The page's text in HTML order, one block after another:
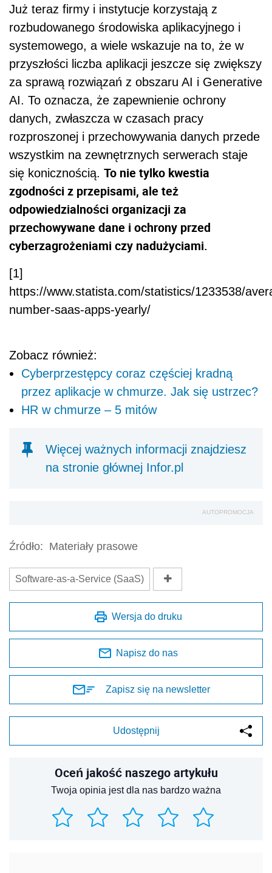
Już teraz firmy i instytucje korzystają z
rozbudowanego środowiska aplikacyjnego i
systemowego, a wiele wskazuje na to, że w
przyszłości liczba aplikacji jeszcze się zwiększy
za sprawą rozwiązań z obszaru AI i Generative
AI. To oznacza, że zapewnienie ochrony
danych, zwłaszcza w czasach pracy
rozproszonej i przechowywania danych przede
wszystkim na zewnętrznych serwerach staje
się konicznością. To nie tylko kwestia
zgodności z przepisami, ale też
odpowiedzialności organizacji za
przechowywane dane i ochrony przed
cyberzagrożeniami czy nadużyciami.
[1]
https://www.statista.com/statistics/1233538/
number-saas-apps-yearly/
Zobacz również:
Cyberprzestępcy coraz częściej kradną
przez aplikacje w chmurze. Jak się ustrzec?
HR w chmurze – 5 mitów
Więcej ważnych informacji znajdziesz
na stronie głównej Infor.pl
AUTOPROMOCJA
Źródło: Materiały prasowe
Software-as-a-Service (SaaS)
Wersja do druku
Napisz do nas
Zapisz się na newsletter
Udostępnij
Oceń jakość naszego artykułu
Twoja opinia jest dla nas bardzo ważna